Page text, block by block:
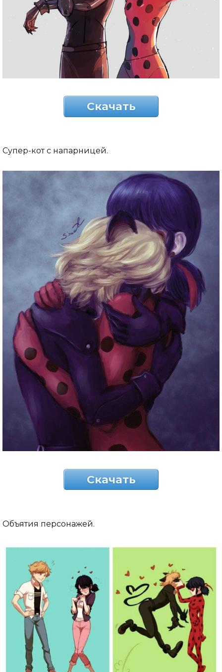
Скачать
Супер-кот с напарницей.
Скачать
Объятия персонажей.